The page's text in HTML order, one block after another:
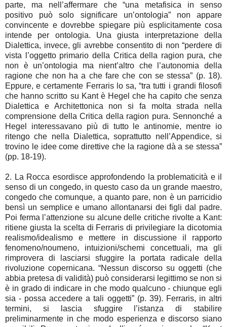
parte, ma nell’affermare che “una metafisica in senso
positivo può solo significare un’ontologia” non appare
convincente e dovrebbe spiegare più esplicitamente cosa
intende per ontologia. Una giusta interpretazione della
Dialettica, invece, gli avrebbe consentito di non “perdere di
vista l’oggetto primario della Critica della ragion pura, che
non è un’ontologia ma nient’altro che l’autonomia della
ragione che non ha a che fare che con se stessa” (p. 18).
Eppure, e certamente Ferraris lo sa, “tra tutti i grandi filosofi
che hanno scritto su Kant è Hegel che ha capito che senza
Dialettica e Architettonica non si fa molta strada nella
comprensione della Critica della ragion pura. Sennonché a
Hegel interessavano più di tutto le antinomie, mentre io
ritengo che nella Dialettica, soprattutto nell’Appendice, si
trovino le idee come direttive che la ragione dà a se stessa”
(pp. 18-19).
2. La Rocca esordisce approfondendo la problematicità e il
senso di un congedo, in questo caso da un grande maestro,
congedo che comunque, a quanto pare, non è un parricidio
bensì un semplice e umano allontanarsi dei figli dal padre.
Poi ferma l’attenzione su alcune delle critiche rivolte a Kant:
ritiene giusta la scelta di Ferraris di privilegiare la dicotomia
realismo/idealismo e mettere in discussione il rapporto
fenomeno/noumeno, intuizioni/schemi concettuali, ma gli
rimprovera di lasciarsi sfuggire la portata radicale della
rivoluzione copernicana. “Nessun discorso su oggetti (che
abbia pretesa di validità) può considerarsi legittimo se non si
è in grado di indicare in che modo qualcuno - chiunque egli
sia - possa accedere a tali oggetti” (p. 39). Ferraris, in altri
termini, si lascia sfuggire l’istanza di stabilire
preliminarmente in che modo esperienza e discorso siano